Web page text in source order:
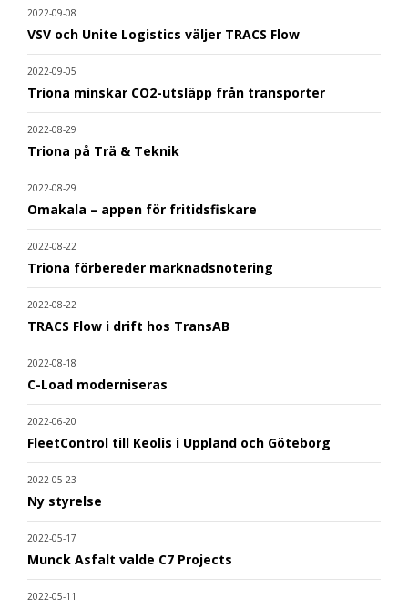
2022-09-08
VSV och Unite Logistics väljer TRACS Flow
2022-09-05
Triona minskar CO2-utsläpp från transporter
2022-08-29
Triona på Trä & Teknik
2022-08-29
Omakala – appen för fritidsfiskare
2022-08-22
Triona förbereder marknadsnotering
2022-08-22
TRACS Flow i drift hos TransAB
2022-08-18
C-Load moderniseras
2022-06-20
FleetControl till Keolis i Uppland och Göteborg
2022-05-23
Ny styrelse
2022-05-17
Munck Asfalt valde C7 Projects
2022-05-11